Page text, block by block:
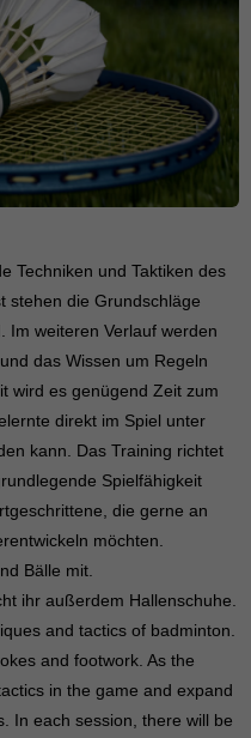
Techniken und Taktiken des
stehen die Grundschläge
Im weiteren Verlauf werden
das Wissen um Regeln
wird es genügend Zeit zum
direkt im Spiel unter
kann. Das Training richtet
Spielfähigkeit
die gerne an
möchten.
Bälle mit.
ihr außerdem Hallenschuhe.
and tactics of badminton.
and footwork. As the
in the game and expand
In each session, there will be